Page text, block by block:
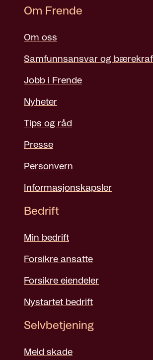
Om Frende
Om oss
Samfunnsansvar og
Jobb i Frende
Nyheter
Tips og råd
Presse
Personvern
Informasjonskapsler
Bedrift
Min bedrift
Forsikre ansatte
Forsikre eiendeler
Nystartet bedrift
Selvbetjening
Meld skade